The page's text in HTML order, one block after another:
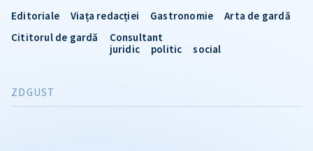
Editoriale
Viața redacției Gastronomie
Arta de gardă
Cititorul de gardă
Consultant
juridic
politic social
ZDGUST